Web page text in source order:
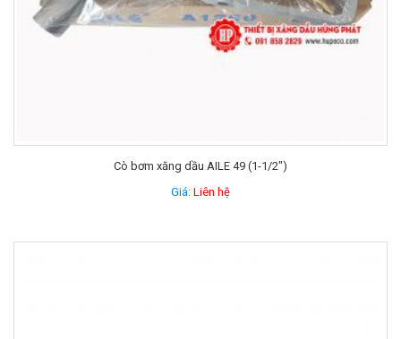
Cò bơm xăng dầu AILE 49 (1-1/2″)
Giá: Liên hệ